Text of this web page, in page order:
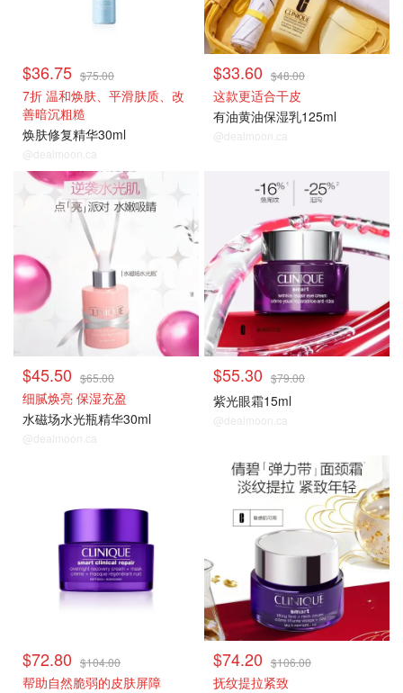
$36.75 $75.00
7折 温和焕肤、平滑肤质、改
善暗沉粗糙
焕肤修复精华30ml
@dealmoon.ca
$33.60 $48.00
这款更适合干皮
有油黄油保湿乳125ml
@dealmoon.ca
热卖推荐
$45.50 $65.00
细腻焕亮 保湿充盈
水磁场水光瓶精华30ml
@dealmoon.ca
热卖推荐
$55.30 $79.00
紫光眼霜15ml
@dealmoon.ca
$72.80 $104.00
帮助自然脆弱的皮肤屏障
热卖推荐
$74.20 $106.00
抚纹提拉紧致